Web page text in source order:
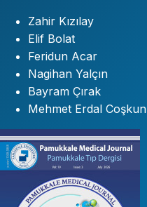
Zahir Kızılay
Elif Bolat
Feridun Acar
Nagihan Yalçın
Bayram Çırak
Mehmet Erdal Coşkun